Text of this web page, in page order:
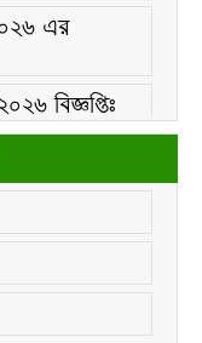
এর
বিজ্ঞপ্তিঃ
দিবস ও